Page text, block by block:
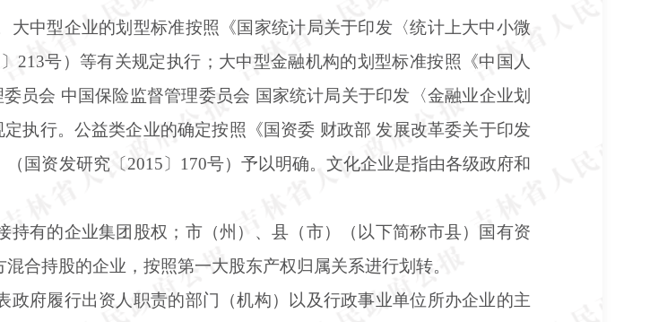
中型企业的划型标准按照《国家统计局关于印发〈统计上大中小微
213号）等有关规定执行；大中型金融机构的划型标准按照《中国人
员会 中国保险监督管理委员会 国家统计局关于印发〈金融业企业划
执行。公益类企业的确定按照《国资委 财政部 发展改革委关于印发
国资发研究〔2015〕170号）予以明确。文化企业是指由各级政府和
持有的企业集团股权；市（州）、县（市）（以下简称市县）国有资
合持股的企业，按照第一大股东产权归属关系进行划转。
府履行出资人职责的部门（机构）以及行政事业单位所办企业的主